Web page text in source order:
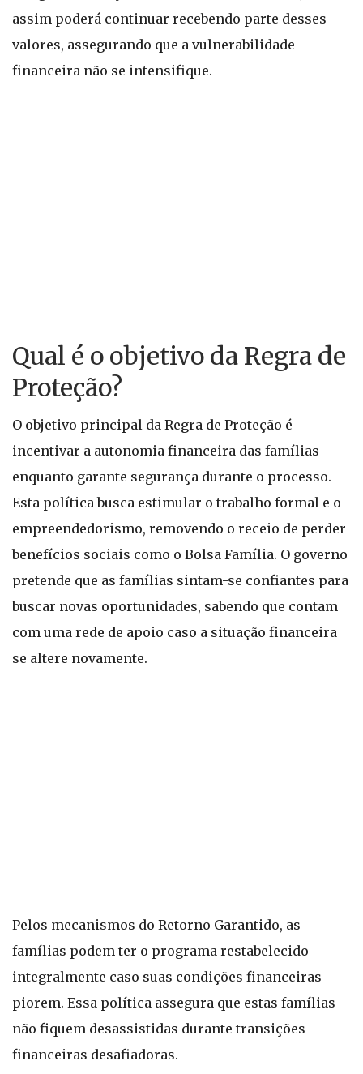
assim poderá continuar recebendo parte desses
valores, assegurando que a vulnerabilidade
financeira não se intensifique.
Qual é o objetivo da Regra de
Proteção?
O objetivo principal da Regra de Proteção é
incentivar a autonomia financeira das famílias
enquanto garante segurança durante o processo.
Esta política busca estimular o trabalho formal e o
empreendedorismo, removendo o receio de perder
benefícios sociais como o Bolsa Família. O governo
pretende que as famílias sintam-se confiantes para
buscar novas oportunidades, sabendo que contam
com uma rede de apoio caso a situação financeira
se altere novamente.
Pelos mecanismos do Retorno Garantido, as
famílias podem ter o programa restabelecido
integralmente caso suas condições financeiras
piorem. Essa política assegura que estas famílias
não fiquem desassistidas durante transições
financeiras desafiadoras.